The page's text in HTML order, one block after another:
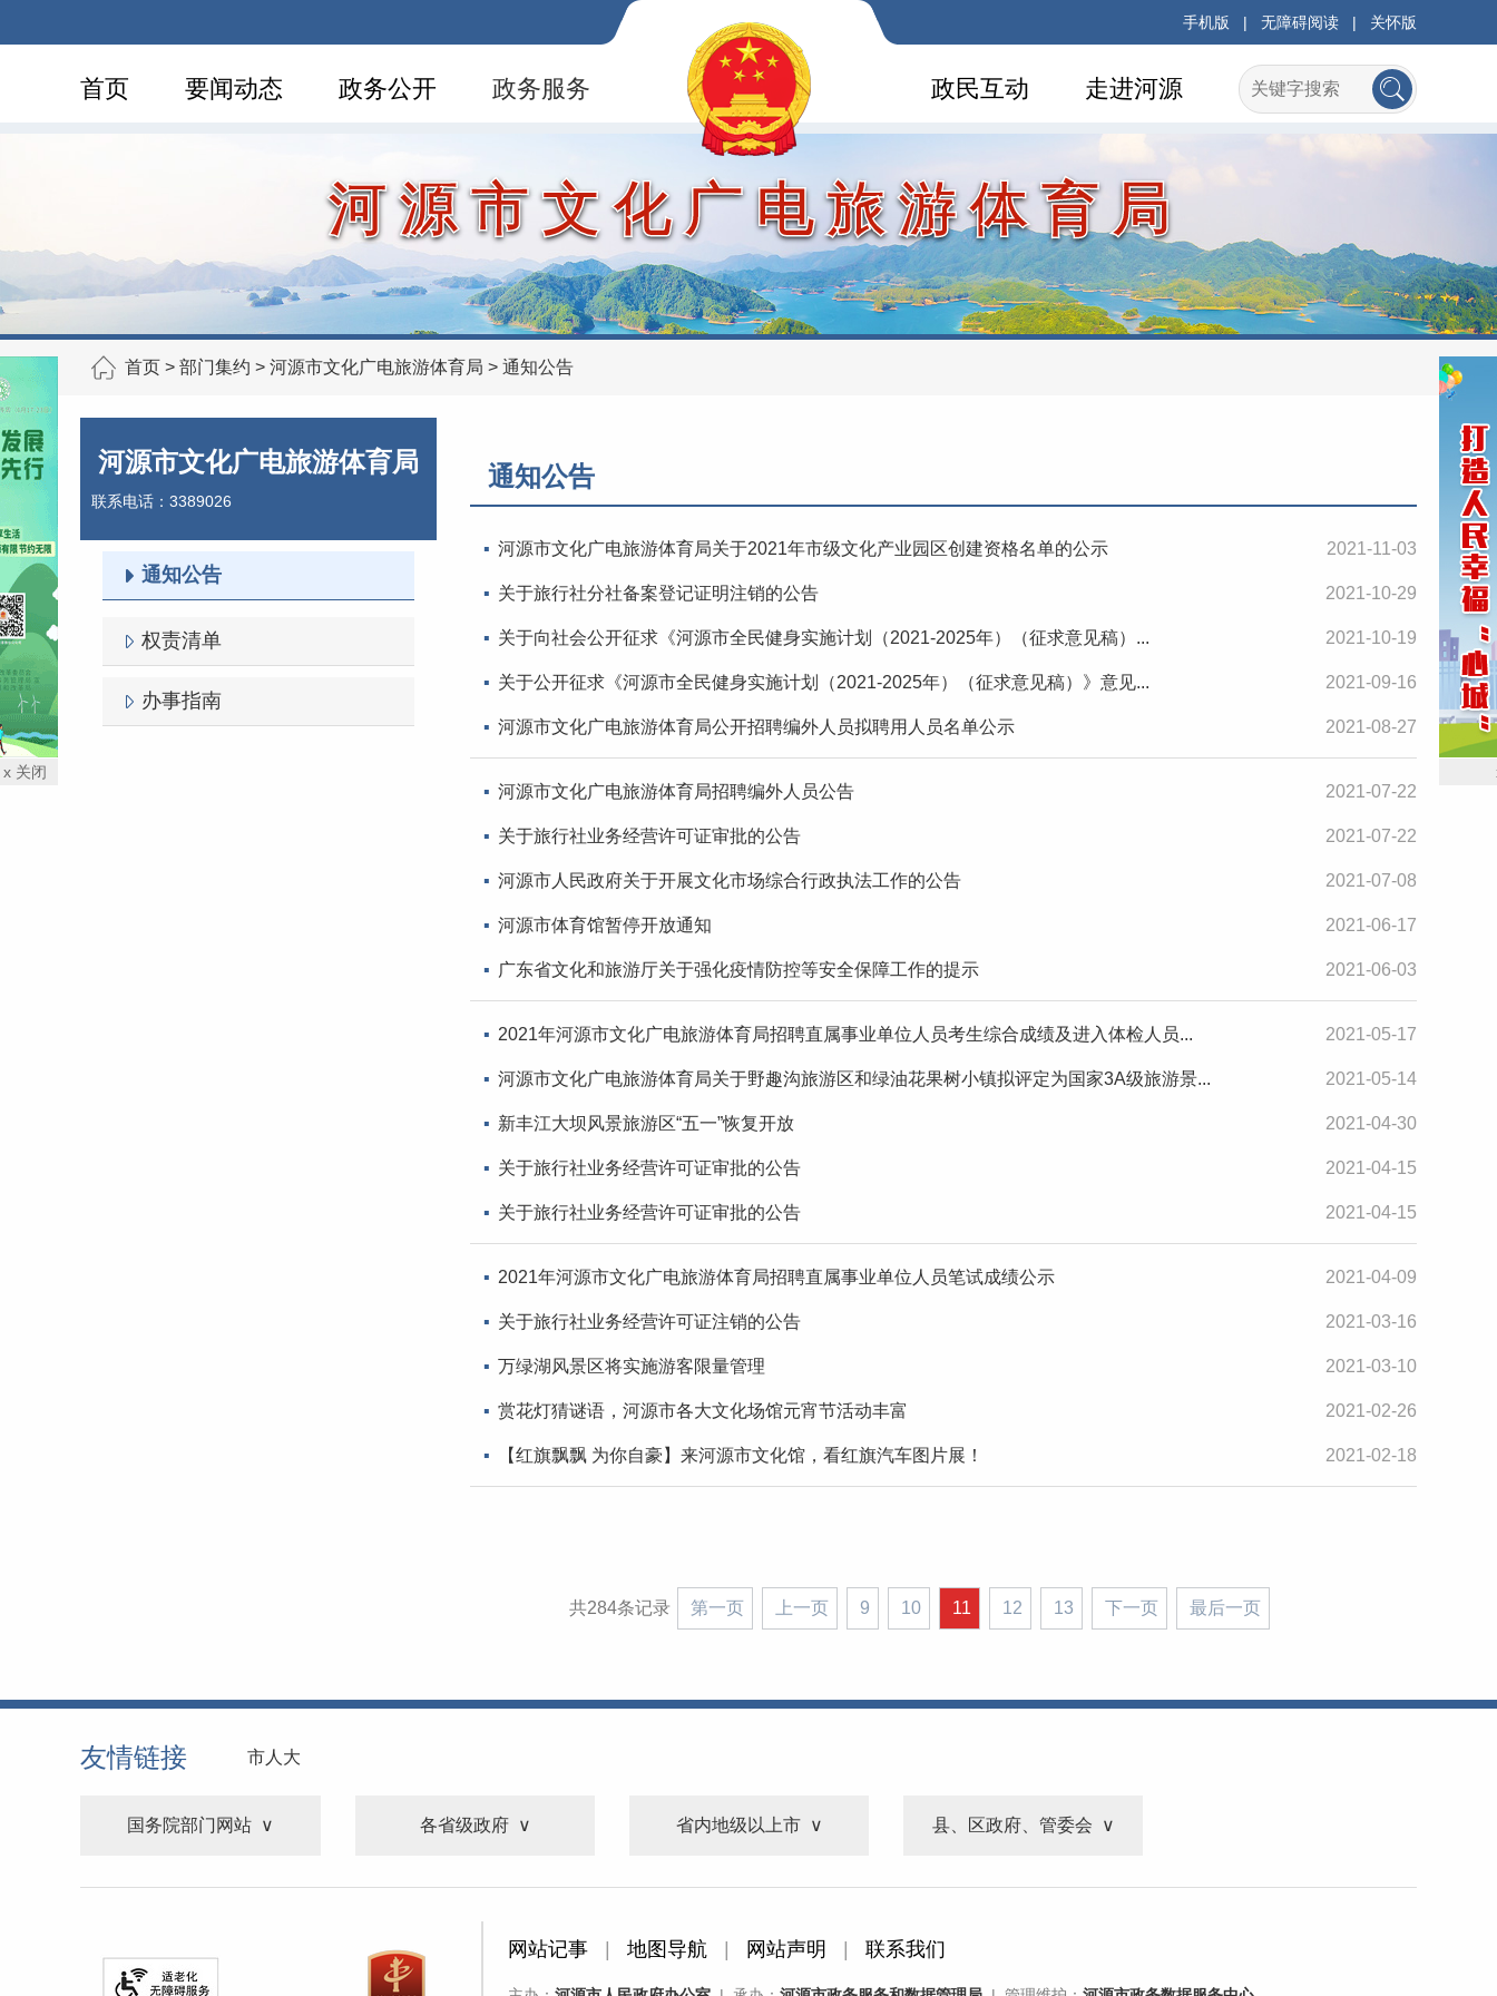
手机版 | 无障碍阅读 | 关怀版
首页 要闻动态 政务公开 政务服务 走进河源
政民互动
河源市文化广电旅游体育局
首页 > 部门集约 > 河源市文化广电旅游体育局 > 通知公告
河源市文化广电旅游体育局
联系电话：3389026
通知公告
权责清单
办事指南
通知公告
2021-11-03
河源市文化广电旅游体育局关于2021年市级文化产业园区创建资格名单的公示
2021-10-29
关于旅行社分社备案登记证明注销的公告
2021-10-19
关于向社会公开征求《河源市全民健身实施计划（2021-2025年）（征求意见稿）...
2021-09-16
关于公开征求《河源市全民健身实施计划（2021-2025年）（征求意见稿）》意见...
2021-08-27
河源市文化广电旅游体育局公开招聘编外人员拟聘用人员名单公示
2021-07-22
河源市文化广电旅游体育局招聘编外人员公告
2021-07-22
关于旅行社业务经营许可证审批的公告
2021-07-08
河源市人民政府关于开展文化市场综合行政执法工作的公告
2021-06-17
河源市体育馆暂停开放通知
2021-06-03
广东省文化和旅游厅关于强化疫情防控等安全保障工作的提示
2021-05-17
2021年河源市文化广电旅游体育局招聘直属事业单位人员考生综合成绩及进入体检人员...
2021-05-14
河源市文化广电旅游体育局关于野趣沟旅游区和绿油花果树小镇拟评定为国家3A级旅游景...
2021-04-30
新丰江大坝风景旅游区“五一”恢复开放
2021-04-15
关于旅行社业务经营许可证审批的公告
2021-04-15
关于旅行社业务经营许可证审批的公告
2021-04-09
2021年河源市文化广电旅游体育局招聘直属事业单位人员笔试成绩公示
2021-03-16
关于旅行社业务经营许可证注销的公告
2021-03-10
万绿湖风景区将实施游客限量管理
2021-02-26
赏花灯猜谜语，河源市各大文化场馆元宵节活动丰富
2021-02-18
【红旗飘飘 为你自豪】来河源市文化馆，看红旗汽车图片展！
共284条记录 第一页 上一页 9 10 11 12 13 下一页 最后一页
友情链接 市人大
国务院部门网站 各省级政府 省内地级以上市 县、区政府、管委会
网站记事 地图导航 网站声明 联系我们
x 关闭